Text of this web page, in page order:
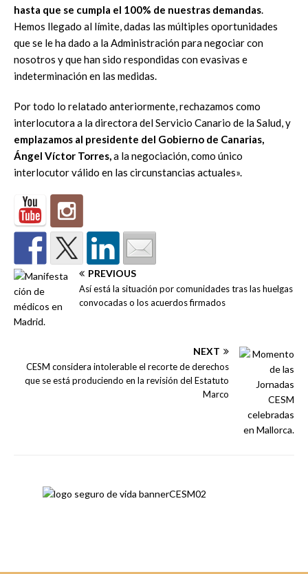
hasta que se cumpla el 100% de nuestras demandas.
Hemos llegado al límite, dadas las múltiples oportunidades
que se leha dado a la Administración para negociar con
nosotros y que han sido respondidas con evasivas e
indeterminación en las medidas.
Por todo lo relatado anteriormente, rechazamos como
interlocutora a ladirectora del Servicio Canario de la Salud, y
emplazamos al presidente del Gobierno de Canarias,
Ángel Víctor Torres,a la negociación, como único
interlocutor válido en las circunstancias actuales».
PREVIOUS
Así está la situación por comunidades tras las huelgas
convocadas o los acuerdos firmados
NEXT
CESM considera intolerable el recorte de derechos
que se está produciendo en la revisión del Estatuto
Marco